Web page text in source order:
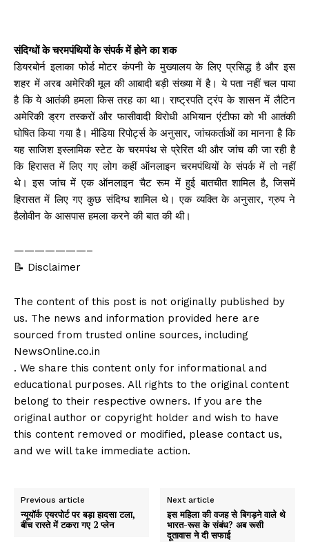
संदिग्धों के चरमपंथियों के संपर्क में होने का शक
डियरबोर्न इलाका फोर्ड मोटर कंपनी के मुख्यालय के लिए प्रसिद्ध है और इस
शहर में अरब अमेरिकी मूल की आबादी बड़ी संख्या में है। ये पता नहीं चल पाया
है कि ये आतंकी हमला किस तरह का था। राष्ट्रपति ट्रंप के शासन में लैटिन
अमेरिकी ड्रग तस्करों और फासीवादी विरोधी अभियान एंटीफा को भी आतंकी
घोषित किया गया है। मीडिया रिपोर्ट्स के अनुसार, जांचकर्ताओं का मानना है कि
यह साजिश इस्लामिक स्टेट के चरमपंथ से प्रेरित थी और जांच की जा रही है
कि हिरासत में लिए गए लोग कहीं ऑनलाइन चरमपंथियों के संपर्क में तो नहीं
थे। इस जांच में एक ऑनलाइन चैट रूम में हुई बातचीत शामिल है, जिसमें
हिरासत में लिए गए कुछ संदिग्ध शामिल थे। एक व्यक्ति के अनुसार, ग्रुप ने
हैलोवीन के आसपास हमला करने की बात की थी।
———————–
📝 Disclaimer
The content of this post is not originally published by
us. The news and information provided here are
sourced from trusted online sources, including
NewsOnline.co.in
. We share this content only for informational and
educational purposes. All rights to the original content
belong to their respective owners. If you are the
original author or copyright holder and wish to have
this content removed or modified, please contact us,
and we will take immediate action.
Previous article
न्यूयॉर्क एयरपोर्ट पर बड़ा हादसा टला,
बीच रास्ते में टकरा गए 2 प्लेन
Next article
इस महिला की वजह से बिगड़ने वाले थे
भारत-रूस के संबंध? अब रूसी
दूतावास ने दी सफाई